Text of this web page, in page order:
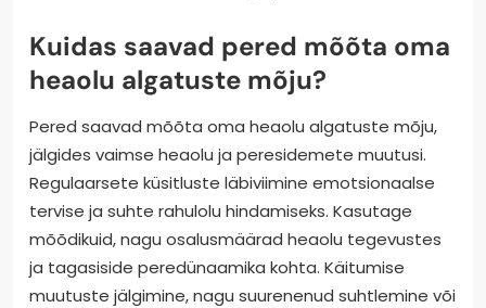
Kuidas saavad pered mõõta oma
heaolu algatuste mõju?
Pered saavad mõõta oma heaolu algatuste mõju,
jälgides vaimse heaolu ja peresidemete muutusi.
Regulaarsete küsitluste läbiviimine emotsionaalse
tervise ja suhte rahulolu hindamiseks. Kasutage
mõõdikuid, nagu osalusmäärad heaolu tegevustes
ja tagasiside peredünaamika kohta. Käitumise
muutuste jälgimine, nagu suurenenud suhtlemine või